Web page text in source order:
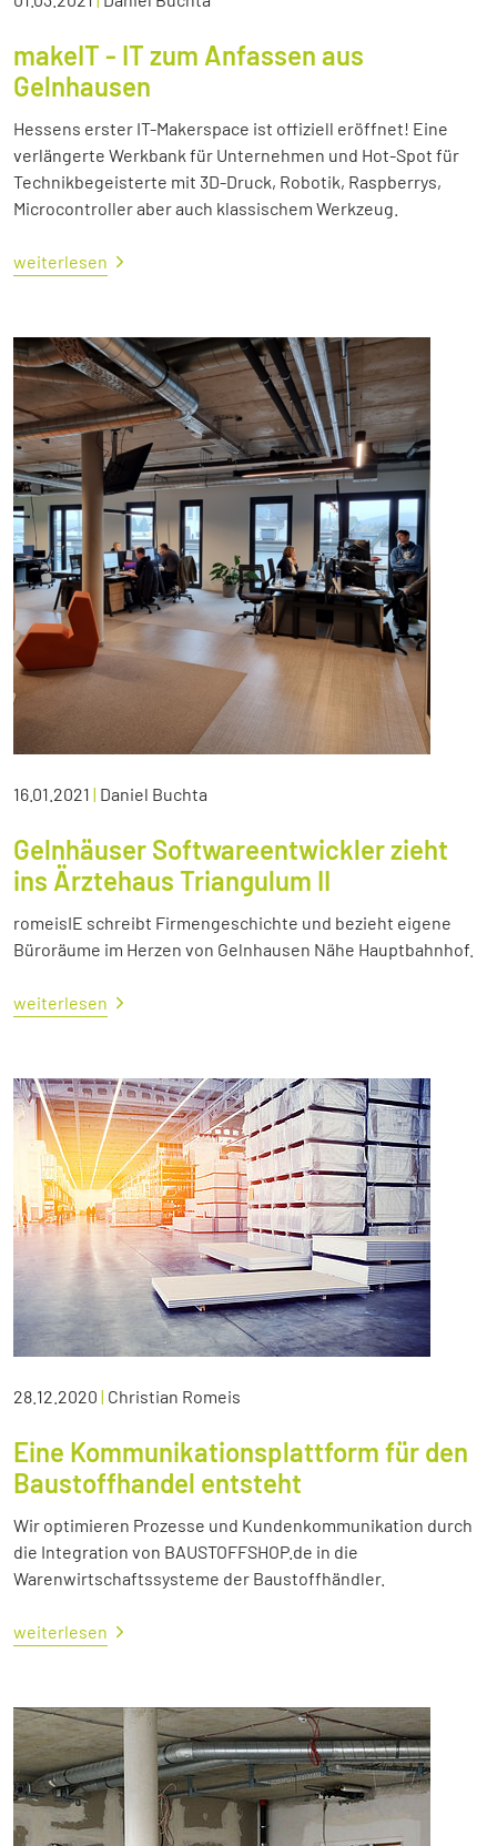
makeIT - IT zum Anfassen aus
Gelnhausen
Hessens erster IT-Makerspace ist offiziell eröffnet! Eine
verlängerte Werkbank für Unternehmen und Hot-Spot für
Technikbegeisterte mit 3D-Druck, Robotik, Raspberrys,
Microcontroller aber auch klassischem Werkzeug.
weiterlesen
16.01.2021 | Daniel Buchta
Gelnhäuser Softwareentwickler zieht
ins Ärztehaus Triangulum II
romeisIE schreibt Firmengeschichte und bezieht eigene
Büroräume im Herzen von Gelnhausen Nähe Hauptbahnhof.
weiterlesen
28.12.2020 | Christian Romeis
Eine Kommunikationsplattform für den
Baustoffhandel entsteht
Wir optimieren Prozesse und Kundenkommunikation durch
die Integration von BAUSTOFFSHOP.de in die
Warenwirtschaftssysteme der Baustoffhändler.
weiterlesen